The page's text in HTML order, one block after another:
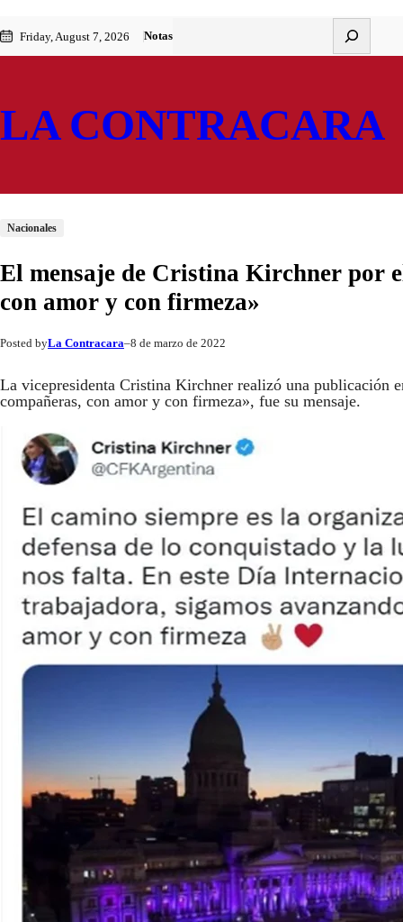
al
contenido
to
content
Friday, August 7, 2026 Notas
LA CONTRACARA
Nacionales
El mensaje de Cristina Kirchner por
con amor y con firmeza»
Posted byLa Contracara–8 de marzo de 2022
La vicepresidenta Cristina Kirchner realizó una publicación
compañeras, con amor y con firmeza», fue su mensaje.